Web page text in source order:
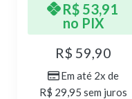
R$ 59,90
Em até 2x de
R$ 29,95 sem juros
R$ 53,91
no PIX